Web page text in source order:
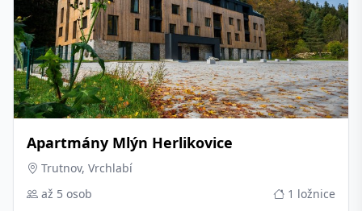
Apartmány Mlýn Herlikovice
Trutnov, Vrchlabí
až 5 osob
1 ložnice